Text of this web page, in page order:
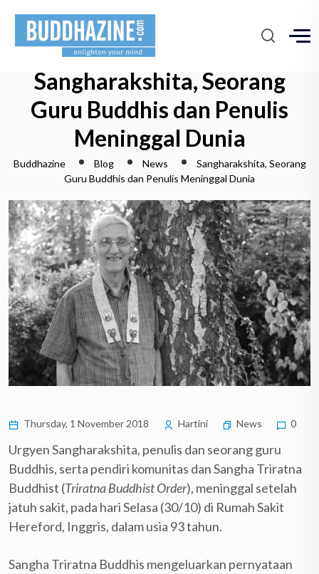
Sangharakshita, Seorang
Guru Buddhis dan Penulis
Meninggal Dunia
Buddhazine Blog News
Sangharakshita, Seorang
Guru Buddhis dan Penulis Meninggal Dunia
Thursday, 1 November 2018 Hartini News 0
Urgyen Sangharakshita, penulis dan seorang guru
Buddhis, serta pendiri komunitas dan Sangha Triratna
Buddhist (Triratna Buddhist Order), meninggal setelah
jatuh sakit, pada hari Selasa (30/10) di Rumah Sakit
Hereford, Inggris, dalam usia 93 tahun.
Sangha Triratna Buddhis mengeluarkan pernyataan